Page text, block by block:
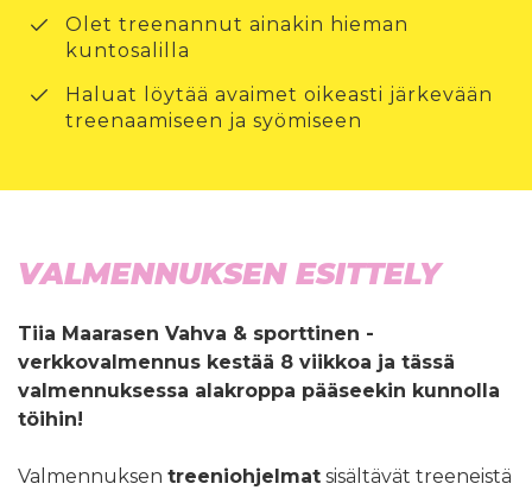
Olet treenannut ainakin hieman
kuntosalilla
Haluat löytää avaimet oikeasti järkevään
treenaamiseen ja syömiseen
VALMENNUKSEN ESITTELY
Tiia Maarasen Vahva & sporttinen -
verkkovalmennus kestää 8 viikkoa ja tässä
valmennuksessa alakroppa pääseekin kunnolla
töihin!
Valmennuksen treeniohjelmat sisältävät treeneistä